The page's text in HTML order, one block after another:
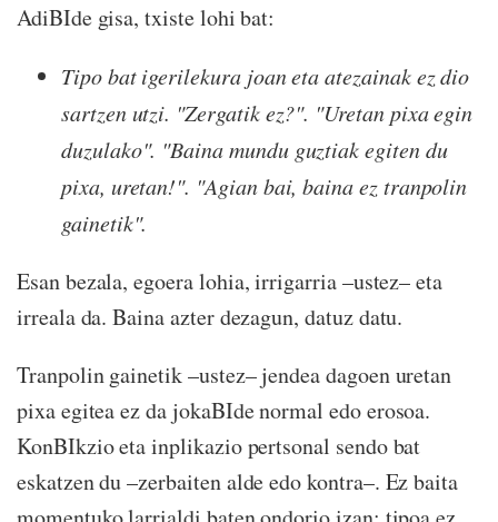
AdiBIde gisa, txiste lohi bat:
Tipo bat igerilekura joan eta atezainak ez dio
sartzen utzi. "Zergatik ez?". "Uretan pixa egin
duzulako". "Baina mundu guztiak egiten du
pixa, uretan!". "Agian bai, baina ez tranpolin
gainetik".
Esan bezala, egoera lohia, irrigarria –ustez– eta
irreala da. Baina azter dezagun, datuz datu.
Tranpolin gainetik –ustez– jendea dagoen uretan
pixa egitea ez da jokaBIde normal edo erosoa.
KonBIkzio eta inplikazio pertsonal sendo bat
eskatzen du –zerbaiten alde edo kontra–. Ez baita